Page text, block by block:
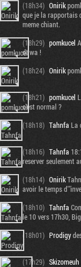
(18h34) Onirik
que je la rapportais
meme chiant.
(18h29) pomkucel
dawa !
(18h24) Onirik
(18h21) pomkucel
c'est normal ?
(18h18) Tahnfa La
(18h16) Tahnfa
reserver seulement
(18h14) Onirik
avoir le temps
(18h10) Tahnfa
le 10 vers 17h30,
(18h01) Prodigy
(17h29) Skizomeuh